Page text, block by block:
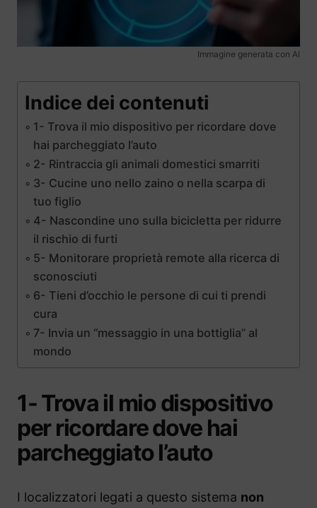
Immagine generata con AI
Indice dei contenuti
1- Trova il mio dispositivo per ricordare dove
hai parcheggiato l’auto
2- Rintraccia gli animali domestici smarriti
3- Cucine uno nello zaino o nella scarpa di
tuo figlio
4- Nascondine uno sulla bicicletta per ridurre
il rischio di furti
5- Monitorare proprietà remote alla ricerca di
sconosciuti
6- Tieni d’occhio le persone di cui ti prendi
cura
7- Invia un “messaggio in una bottiglia” al
mondo
1- Trova il mio dispositivo
per ricordare dove hai
parcheggiato l’auto
I localizzatori legati a questo sistema non